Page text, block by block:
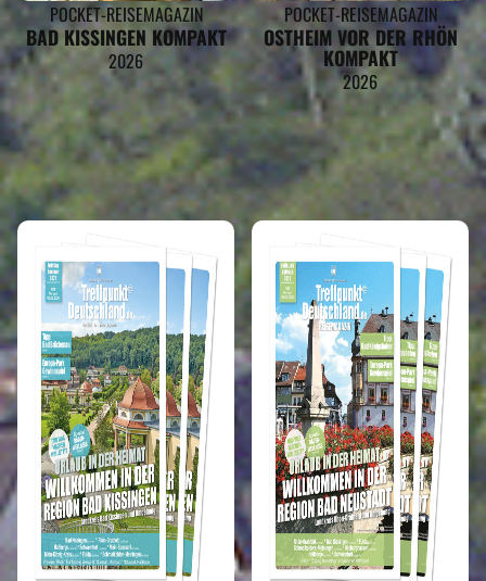
POCKET-REISEMAGAZIN
BAD KISSINGEN KOMPAKT
2026
POCKET-REISEMAGAZIN
OSTHEIM VOR DER RHÖN
KOMPAKT
2026